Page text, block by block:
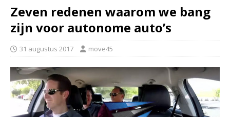
Zeven redenen waarom we bang
zijn voor autonome auto’s
31 augustus 2017 move45